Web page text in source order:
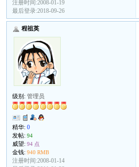
注册时间:2008-01-19
最后登录:2018-09-26
程祖英
级别:管理员
精华:0
发帖:94
威望:94 点
金钱:940 RMB
注册时间:2008-01-14